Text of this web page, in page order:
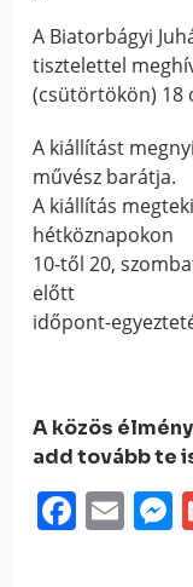
A Biatorbágyi
tisztelettel
(csütörtökön) 18
A kiállítást
művész barátja.
A kiállítás
hétköznapokon
10-től 20,
előtt
időpont-
A közös
add tovább te